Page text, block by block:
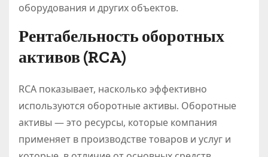
оборудования и других объектов.
Рентабельность оборотных
активов (RCA)
RCA показывает, насколько эффективно
используются оборотные активы. Оборотные
активы — это ресурсы, которые компания
применяет в производстве товаров и услуг и